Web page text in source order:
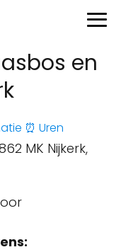
en
⏰ Uren
MK Nijkerk,